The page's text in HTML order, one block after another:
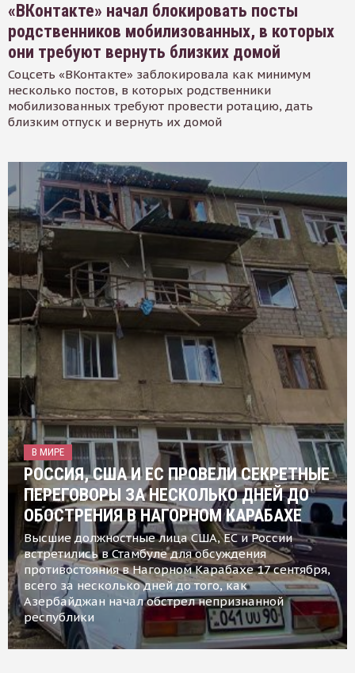
«ВКонтакте» начал блокировать посты
родственников мобилизованных, в которых
они требуют вернуть близких домой
Соцсеть «ВКонтакте» заблокировала как минимум
несколько постов, в которых родственники
мобилизованных требуют провести ротацию, дать
близким отпуск и вернуть их домой
В МИРЕ
РОССИЯ, США И ЕС ПРОВЕЛИ СЕКРЕТНЫЕ
ПЕРЕГОВОРЫ ЗА НЕСКОЛЬКО ДНЕЙ ДО
ОБОСТРЕНИЯ В НАГОРНОМ КАРАБАХЕ
Высшие должностные лица США, ЕС и России
встретились в Стамбуле для обсуждения
противостояния в Нагорном Карабахе 17 сентября,
всего за несколько дней до того, как
Азербайджан начал обстрел непризнанной
республики